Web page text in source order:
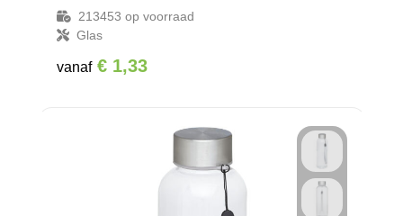
213453 op voorraad
Glas
vanaf € 1,33